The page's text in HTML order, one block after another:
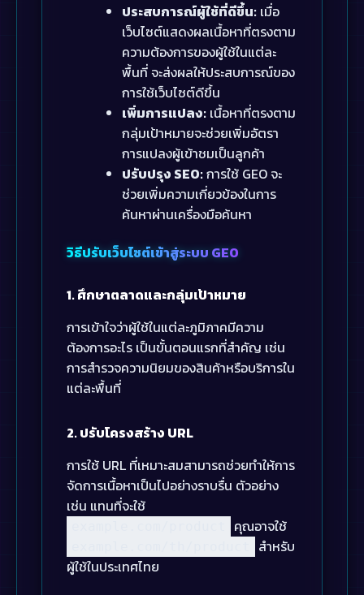
ประสบการณ์ผู้ใช้ที่ดีขึ้น: เมื่อ
เว็บไซต์แสดงผลเนื้อหาที่ตรงตาม
ความต้องการของผู้ใช้ในแต่ละ
พื้นที่ จะส่งผลให้ประสบการณ์ของ
การใช้เว็บไซต์ดีขึ้น
เพิ่มการแปลง: เนื้อหาที่ตรงตาม
กลุ่มเป้าหมายจะช่วยเพิ่มอัตรา
การแปลงผู้เข้าชมเป็นลูกค้า
ปรับปรุง SEO:การใช้ GEO จะ
ช่วยเพิ่มความเกี่ยวข้องในการ
ค้นหาผ่านเครื่องมือค้นหา
วิธีปรับเว็บไซต์เข้าสู่ระบบ GEO
1. ศึกษาตลาดและกลุ่มเป้าหมาย
การเข้าใจว่าผู้ใช้ในแต่ละภูมิภาคมีความ
ต้องการอะไร เป็นขั้นตอนแรกที่สำคัญ เช่น
การสำรวจความนิยมของสินค้าหรือบริการใน
แต่ละพื้นที่
2. ปรับโครงสร้าง URL
การใช้ URL ที่เหมาะสมสามารถช่วยทำให้การ
จัดการเนื้อหาเป็นไปอย่างราบรื่น ตัวอย่าง
เช่น แทนที่จะใช้
คุณอาจใช้
สำหรับ
ผู้ใช้ในประเทศไทย